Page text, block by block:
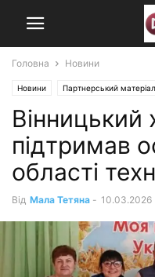
Головна Новини
Новини Партнерський матеріал
підтримав
області
Від Мала Тетяна - 10.03.2026